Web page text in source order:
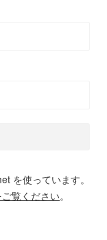
を使っています。
覧ください。